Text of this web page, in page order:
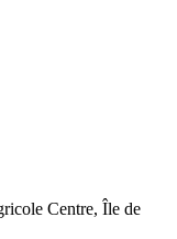
Centre, Île de